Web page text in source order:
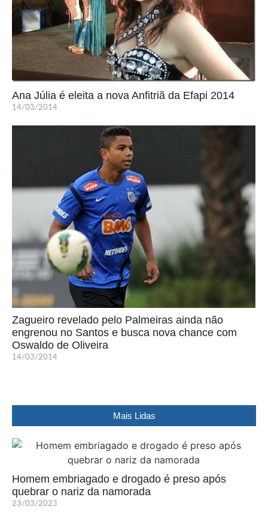
Ana Júlia é eleita a nova Anfitriã da Efapi 2014
14/03/2014
Zagueiro revelado pelo Palmeiras ainda não
engrenou no Santos e busca nova chance com
Oswaldo de Oliveira
14/03/2014
Mais Lidas
Homem embriagado e drogado é preso após
quebrar o nariz da namorada
23/03/2023